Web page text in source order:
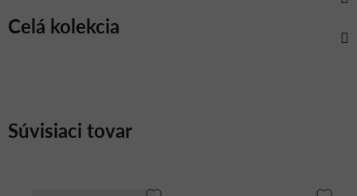
Celá kolekcia
Súvisiaci tovar